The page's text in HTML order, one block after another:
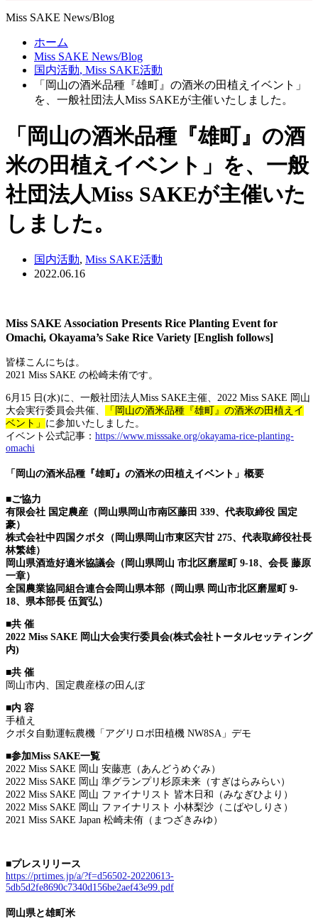
Miss SAKE News/Blog
ホーム
Miss SAKE News/Blog
国内活動, Miss SAKE活動
「岡山の酒米品種『雄町』の酒米の田植えイベント」
を、一般社団法人Miss SAKEが主催いたしました。
「岡山の酒米品種『雄町』の酒
米の田植えイベント」を、一般
社団法人Miss SAKEが主催いた
しました。
国内活動, Miss SAKE活動
2022.06.16
Miss SAKE Association Presents Rice Planting Event for
Omachi, Okayama’s Sake Rice Variety [English follows]
皆様こんにちは。
2021 Miss SAKE の松崎未侑です。
6月15 日(水)に、一般社団法人Miss SAKE主催、2022 Miss SAKE 岡山
大会実行委員会共催、
「岡山の酒米品種『雄町』の酒米の田植えイ
ベント」 に参加いたしました。
イベント公式記事： https://www.misssake.org/okayama-rice-planting-
omachi
「岡山の酒米品種『雄町』の酒米の田植えイベント」概要
■ご協力
有限会社 国定農産（岡山県岡山市南区藤田 339、代表取締役 国定
豪）
株式会社中四国クボタ（岡山県岡山市東区宍甘 275、代表取締役社長
林繁雄）
岡山県酒造好適米協議会（岡山県岡山 市北区磨屋町 9-18、会長 藤原
一章）
全国農業協同組合連合会岡山県本部（岡山県 岡山市北区磨屋町 9-
18、県本部長 伍賀弘）
■共 催
2022 Miss SAKE 岡山大会実行委員会(株式会社トータルセッティング
内)
■共 催
岡山市内、国定農産様の田んぼ
■内 容
手植え
クボタ自動運転農機「アグリロボ田植機 NW8SA」デモ
■参加Miss SAKE一覧
2022 Miss SAKE 岡山 安藤恵（あんどうめぐみ）
2022 Miss SAKE 岡山 準グランプリ杉原未来（すぎはらみらい）
2022 Miss SAKE 岡山 ファイナリスト 皆木日和（みなぎひより）
2022 Miss SAKE 岡山 ファイナリスト 小林梨沙（こばやしりさ）
2021 Miss SAKE Japan 松崎未侑（まつざきみゆ）
■プレスリリース
https://prtimes.jp/a/?f=d56502-20220613-
5db5d2fe8690c7340d156be2aef43e99.pdf
岡山県と雄町米